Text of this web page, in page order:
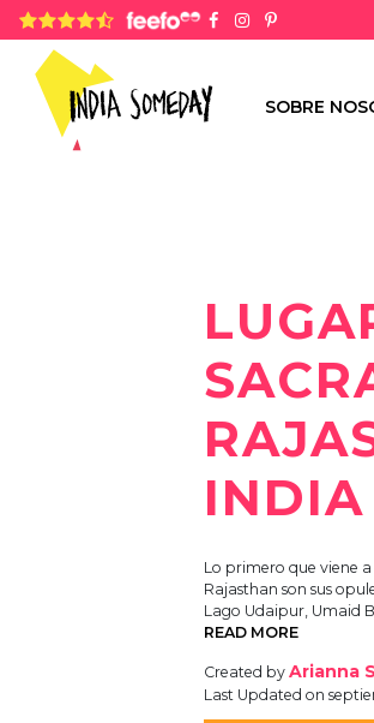
4,8 rating based on 1.234 ratings
SOBRE
INDIA
Lo primero que viene
Rajasthan son sus
Lago Udaipur, Umaid
READ MORE
Created by Arianna S
Last Updated on